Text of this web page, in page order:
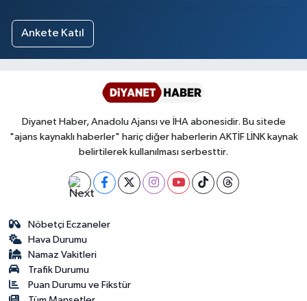
Ankete Katıl
Diyanet Haber, Anadolu Ajansı ve İHA abonesidir. Bu sitede
"ajans kaynaklı haberler" hariç diğer haberlerin AKTİF LİNK kaynak
belirtilerek kullanılması serbesttir.
Nöbetçi Eczaneler
Hava Durumu
Namaz Vakitleri
Trafik Durumu
Puan Durumu ve Fikstür